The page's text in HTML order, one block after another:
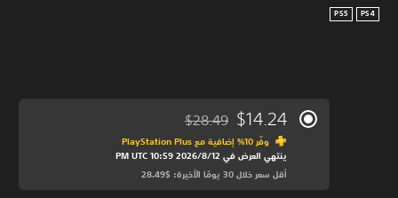
PS4
PS5
$14.24 مخصوم من السعر الأصلي البالغ $28.49‏
$28.49
وفّر 10% إضافية مع PlayStation Plus‏
ينتهي العرض في 12‏/8‏/2026 10:59 PM UTC‏
أقل سعر خلال 30 يومًا الأخيرة: $28.49‏